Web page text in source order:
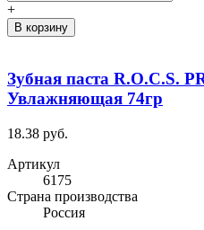
+
В корзину
Зубная паста R.O.C.S.
Увлажняющая 74гр
18.38 руб.
Артикул
6175
Cтрана производства
Россия